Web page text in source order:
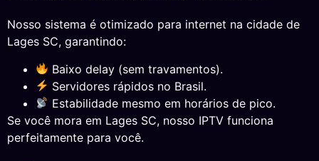
Nosso sistema é otimizado para internet na cidade de
Lages SC, garantindo:
Baixo delay (sem travamentos).
Servidores rápidos no Brasil.
Estabilidade mesmo em horários de pico.
Se você mora em Lages SC, nosso IPTV funciona
perfeitamente para você.